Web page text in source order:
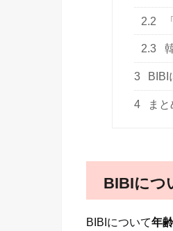
2.2
2.3
3 BIBI
4 まと
BIBIにつ
BIBIについて年